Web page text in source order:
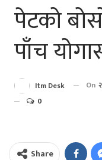
पेटको
पाँच
Itm Desk On
0
Share